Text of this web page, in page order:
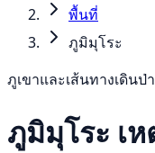
พื้นที่
ภูมิมุโระ
ภูเขาและเส้นทางเดินป่
ภูมิมุโระ เ